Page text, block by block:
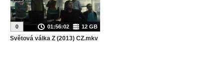
0 01:56:02 12 GB
Světová válka Z (2013) CZ.mkv